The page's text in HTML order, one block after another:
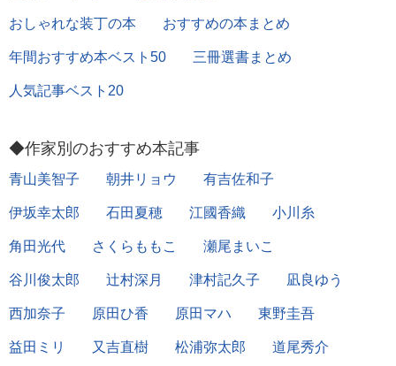
おしゃれな装丁の本 おすすめの本まとめ
年間おすすめ本ベスト50 三冊選書まとめ
人気記事ベスト20
◆作家別のおすすめ本記事
青山美智子 朝井リョウ 有吉佐和子
伊坂幸太郎 石田夏穂 江國香織 小川糸
角田光代 さくらももこ 瀬尾まいこ
谷川俊太郎 辻村深月 津村記久子 凪良ゆう
西加奈子 原田ひ香 原田マハ 東野圭吾
益田ミリ 又吉直樹 松浦弥太郎 道尾秀介